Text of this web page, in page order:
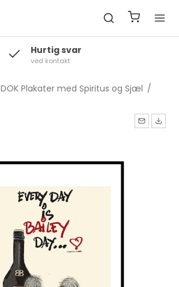
Levering
2-3 hverdage
DOK Plakater med Spiritus og Sjæl /